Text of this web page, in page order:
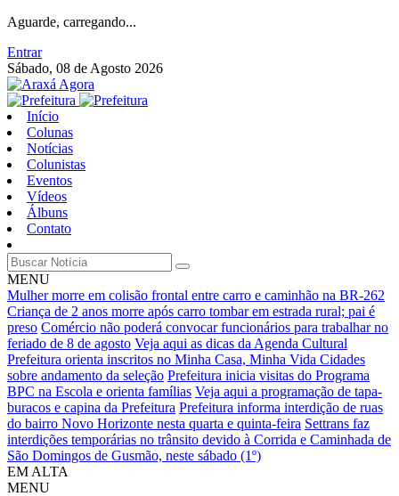
Aguarde, carregando...
Entrar
Sábado, 08 de Agosto 2026
Início
Colunas
Notícias
Colunistas
Eventos
Vídeos
Álbuns
Contato
MENU
Mulher morre em colisão frontal entre carro e caminhão na BR-262
Criança de 2 anos morre após carro tombar em estrada rural; pai é
preso Comércio não poderá convocar funcionários para trabalhar no
feriado de 8 de agosto Veja aqui as dicas da Agenda Cultural
Prefeitura orienta inscritos no Minha Casa, Minha Vida Cidades
sobre andamento da seleção Prefeitura inicia visitas do Programa
BPC na Escola e orienta famílias Veja aqui a programação de tapa-
buracos e capina da Prefeitura Prefeitura informa interdição de ruas
do bairro Novo Horizonte nesta quarta e quinta-feira Settrans faz
interdições temporárias no trânsito devido à Corrida e Caminhada de
São Domingos de Gusmão, neste sábado (1º)
EM ALTA
MENU